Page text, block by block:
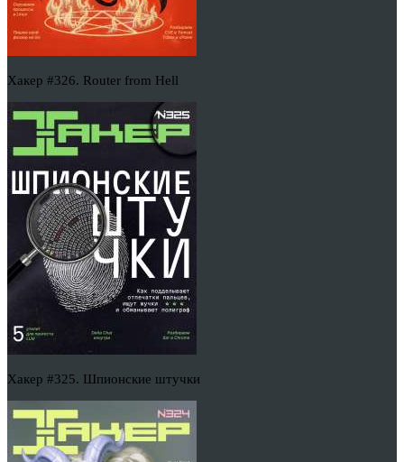
Хакер #326. Router from Hell
Хакер #325. Шпионские штучки